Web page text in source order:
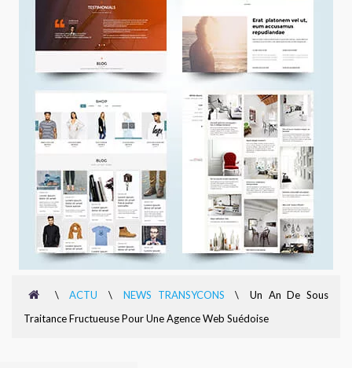
\ ACTU \ NEWS TRANSYCONS \
Un An De Sous
Traitance Fructueuse Pour Une Agence Web Suédoise